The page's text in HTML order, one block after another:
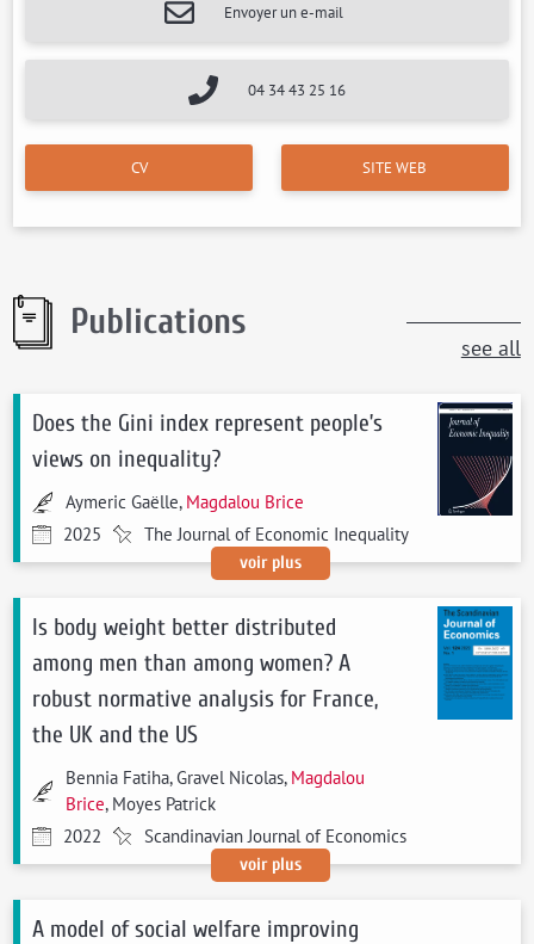
Envoyer un e-mail
04 34 43 25 16
CV SITE WEB
Publications
see all
Does the Gini index represent people’s
views on inequality?
Aymeric Gaëlle, Magdalou Brice
2025
The Journal of Economic Inequality
voir plus
Is body weight better distributed
among men than among women? A
robust normative analysis for France,
the UK and the US
Bennia Fatiha, Gravel Nicolas, Magdalou
Brice, Moyes Patrick
2022
Scandinavian Journal of Economics
voir plus
A model of social welfare improving